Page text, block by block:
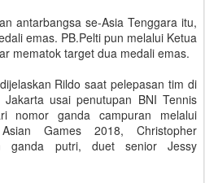
antarbangsa se-Asia Tenggara itu,
emas. PB.Pelti pun melalui Ketua
mematok target dua medali emas.
Rildo saat pelepasan tim di
usai penutupan BNI Tennis
nomor ganda campuran melalui
Games 2018, Christopher
ganda putri, duet senior Jessy